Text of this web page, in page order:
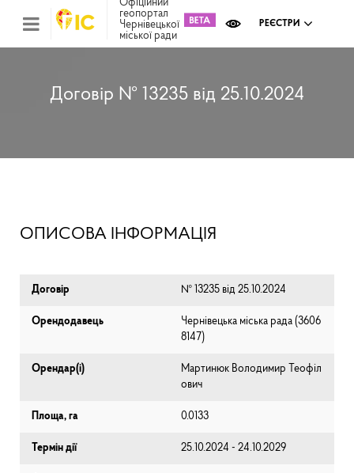
Офіційний
геопортал
Чернівецької
міської ради
РЕЄСТРИ
Договір № 13235 від 25.10.2024
ОПИСОВА ІНФОРМАЦІЯ
Договір № 13235 від 25.10.2024
Орендодавець
Чернівецька міська рада (⁨3606
8147⁩)
Орендар(і)
Мартинюк Володимир Теофіл
ович
Площа, га 0.0133
Термін дії 25.10.2024 - 24.10.2029